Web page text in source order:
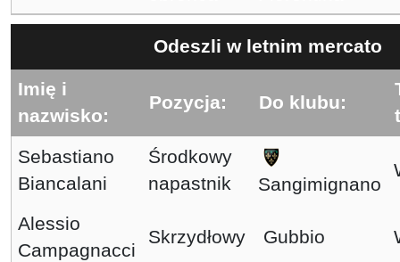
Odeszli w letnim mercato
Imię i
nazwisko:
Pozycja: Do klubu:
Sebastiano
Biancalani
Środkowy
napastnik
Sangimignano
Alessio
Campagnacci
Skrzydłowy Gubbio